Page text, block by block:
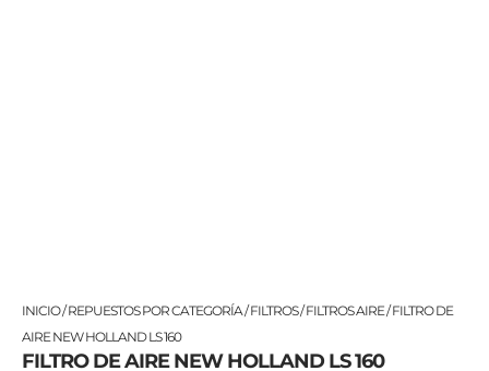
INICIO/REPUESTOS POR CATEGORÍA/FILTROS/FILTROS AIRE/ FILTRO DE
AIRE NEW HOLLAND LS 160
FILTRO DE AIRE NEW HOLLAND LS 160
FILTRO
DE
AIRE